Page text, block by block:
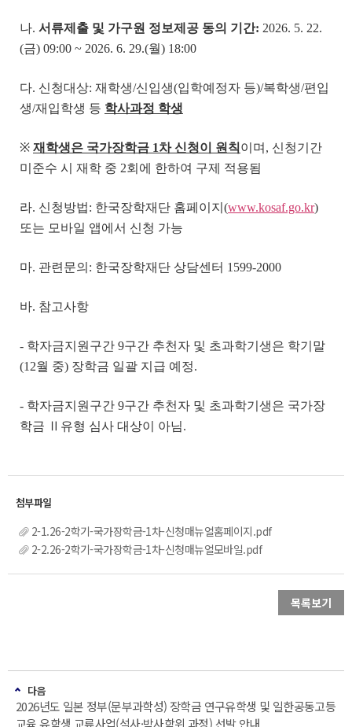
나. 서류제출 및 가구원 정보제공 동의 기간: 2026. 5. 22.
(금) 09:00 ~ 2026. 6. 29.(월) 18:00
다. 신청대상: 재학생/신입생(입학예정자 등)/복학생/편입
생/재입학생 등 학사과정 학생
※ 재학생은 국가장학금 1차 신청이 원칙이며, 신청기간
미준수 시 재학 중 2회에 한하여 구제 적용됨
라. 신청방법: 한국장학재단 홈페이지(www.kosaf.go.kr)
또는 모바일 앱에서 신청 가능
마. 관련문의: 한국장학재단 상담센터 1599-2000
바. 참고사항
- 학자금지원구간 9구간 추천자 및 초과학기생은 학기말
(12월 중) 장학금 일괄 지급 예정.
- 학자금지원구간 9구간 추천자 및 초과학기생은 국가장
학금 Ⅱ유형 심사 대상이 아님.
2-1.26-2학기-국가장학금-1차-신청매뉴얼홈페이지.pdf
2-2.26-2학기-국가장학금-1차-신청매뉴얼모바일.pdf
목록보기
다음
2026년도 일본 정부(문부과학성) 장학금 연구유학생 및 일한공동고등
교육 유학생 교류사업(석사·박사학위 과정) 선발 안내